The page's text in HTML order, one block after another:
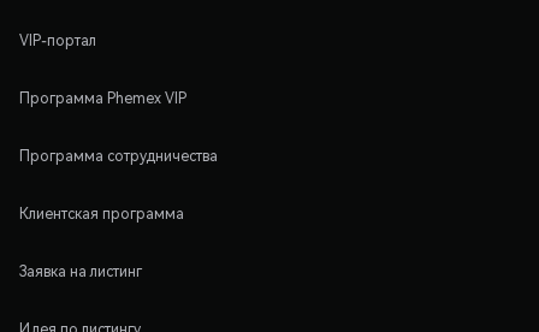
VIP-портал
Программа Phemex VIP
Программа сотрудничества
Клиентская программа
Заявка на листинг